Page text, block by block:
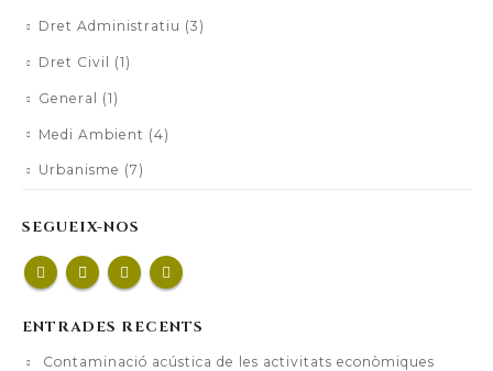
Dret Administratiu (3)
Dret Civil (1)
General (1)
Medi Ambient (4)
Urbanisme (7)
SEGUEIX-NOS
ENTRADES RECENTS
Contaminació acústica de les activitats econòmiques